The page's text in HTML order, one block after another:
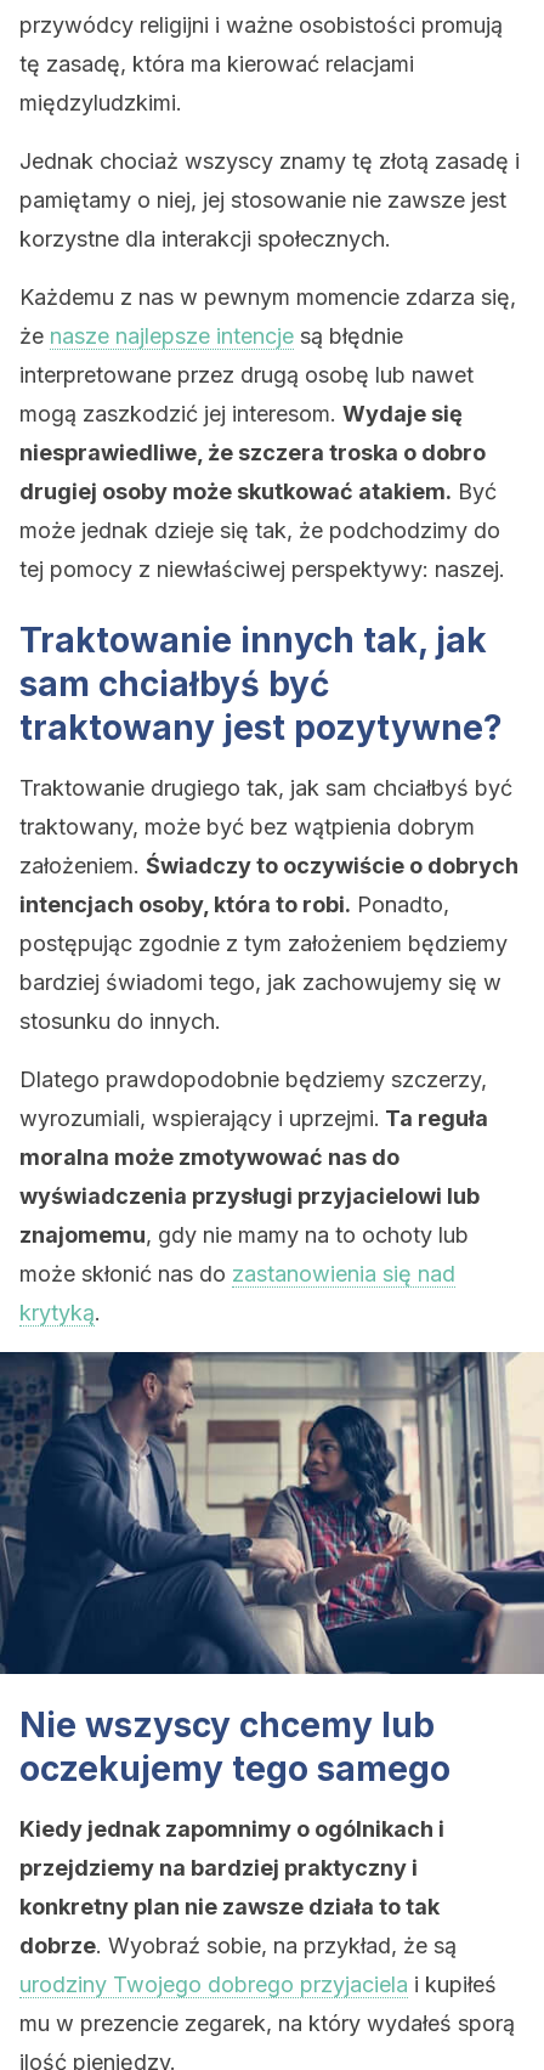
przywódcy religijni i ważne osobistości promują
tę zasadę, która ma kierować relacjami
międzyludzkimi.
Jednak chociaż wszyscy znamy tę złotą zasadę i
pamiętamy o niej, jej stosowanie nie zawsze jest
korzystne dla interakcji społecznych.
Każdemu z nas w pewnym momencie zdarza się,
że nasze najlepsze intencje są błędnie
interpretowane przez drugą osobę lub nawet
mogą zaszkodzić jej interesom. Wydaje się
niesprawiedliwe, że szczera troska o dobro
drugiej osoby może skutkować atakiem. Być
może jednak dzieje się tak, że podchodzimy do
tej pomocy z niewłaściwej perspektywy: naszej.
Traktowanie innych tak, jak
sam chciałbyś być
traktowany jest pozytywne?
Traktowanie drugiego tak, jak sam chciałbyś być
traktowany, może być bez wątpienia dobrym
założeniem. Świadczy to oczywiście o dobrych
intencjach osoby, która to robi. Ponadto,
postępując zgodnie z tym założeniem będziemy
bardziej świadomi tego, jak zachowujemy się w
stosunku do innych.
Dlatego prawdopodobnie będziemy szczerzy,
wyrozumiali, wspierający i uprzejmi. Ta reguła
moralna może zmotywować nas do
wyświadczenia przysługi przyjacielowi lub
znajomemu, gdy nie mamy na to ochoty lub
może skłonić nas do zastanowienia się nad
krytyką.
Nie wszyscy chcemy lub
oczekujemy tego samego
Kiedy jednak zapomnimy o ogólnikach i
przejdziemy na bardziej praktyczny i
konkretny plan nie zawsze działa to tak
dobrze. Wyobraź sobie, na przykład, że są
urodziny Twojego dobrego przyjaciela i kupiłeś
mu w prezencie zegarek, na który wydałeś sporą
ilość pieniędzy.